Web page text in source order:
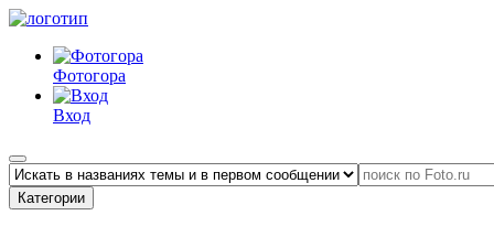
Фотогора
Вход
Категории